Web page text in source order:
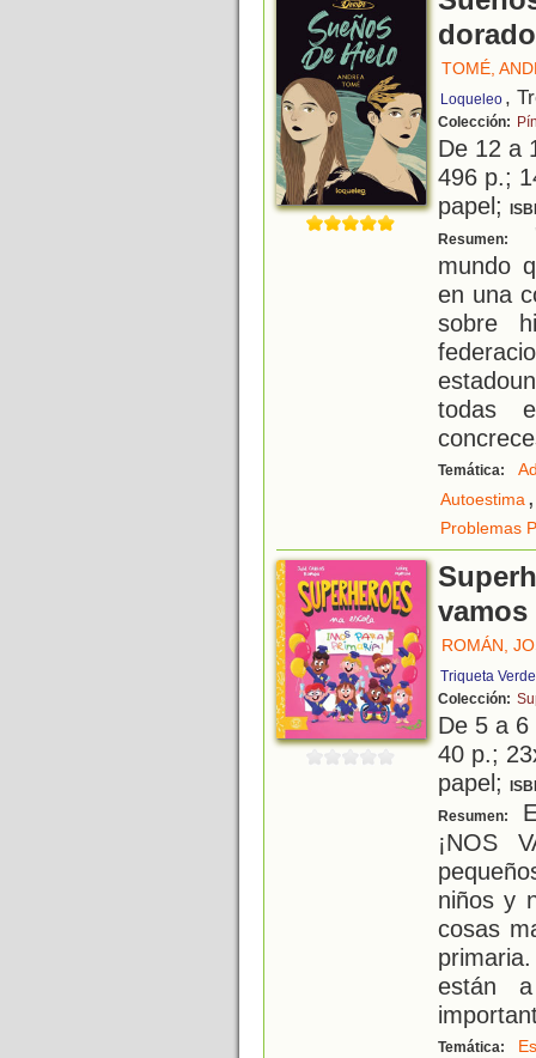
TOMÉ,
Loqueleo ,
Colección:
De 12 a
496 p.;
papel;
Resumen:
mundo
en una
sobre
todas
Temática:
Autoestima,
Problemas
vamos
ROMÁN,
Triqueta Verde
Colección:
De 5 a
40 p.;
papel;
Resumen:
¡NOS
niños y
cosas
están
Temática: